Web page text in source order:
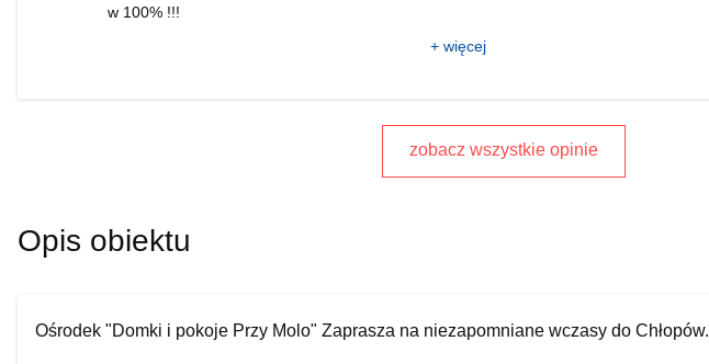
w 100% !!!
+ więcej
zobacz wszystkie opinie
Opis obiektu
Ośrodek "Domki i pokoje Przy Molo" Zaprasza na niezapomniane wczasy do Chłopów.